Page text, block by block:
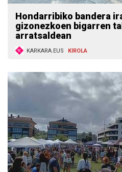
Hondarribiko bandera
gizonezkoen bigarren
arratsaldean
KARKARA.EUS KIROLA